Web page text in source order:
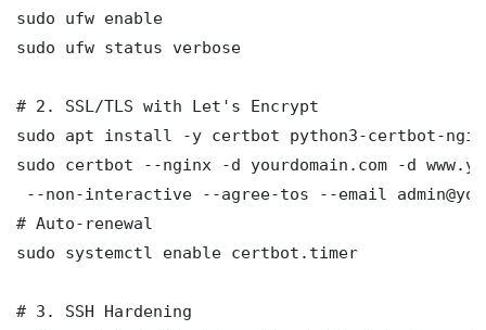
sudo ufw enable
sudo ufw status verbose
# 2. SSL/TLS with Let's Encrypt
sudo apt install -y certbot python3-certbot-
sudo certbot --nginx -d yourdomain.com -d
--non-interactive --agree-tos --email
# Auto-renewal
sudo systemctl enable certbot.timer
# 3. SSH Hardening